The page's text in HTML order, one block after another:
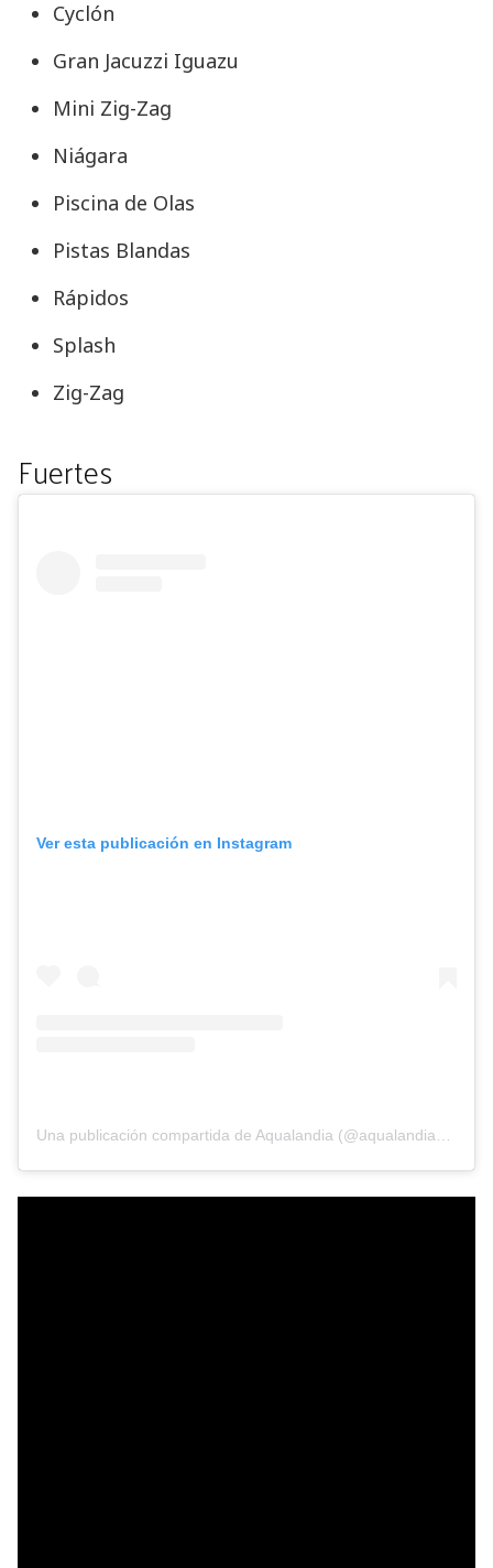
Cyclón
Gran Jacuzzi Iguazu
Mini Zig-Zag
Niágara
Piscina de Olas
Pistas Blandas
Rápidos
Splash
Zig-Zag
Fuertes
Ver esta publicación en Instagram